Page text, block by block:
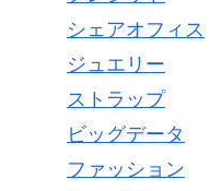
シェアオフィス
ジュエリー
ストラップ
ビッグデータ
ファッション